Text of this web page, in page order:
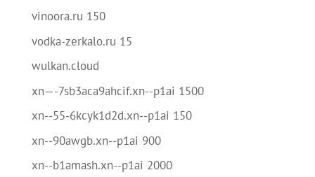
vinoora.ru 150
vodka-zerkalo.ru 15
wulkan.cloud
xn—-7sb3aca9ahcif.xn--p1ai 1500
xn--55-6kcyk1d2d.xn--p1ai 150
xn--90awgb.xn--p1ai 900
xn--b1amash.xn--p1ai 2000